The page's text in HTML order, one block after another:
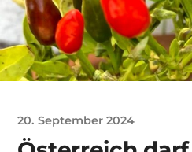
20. September 2024